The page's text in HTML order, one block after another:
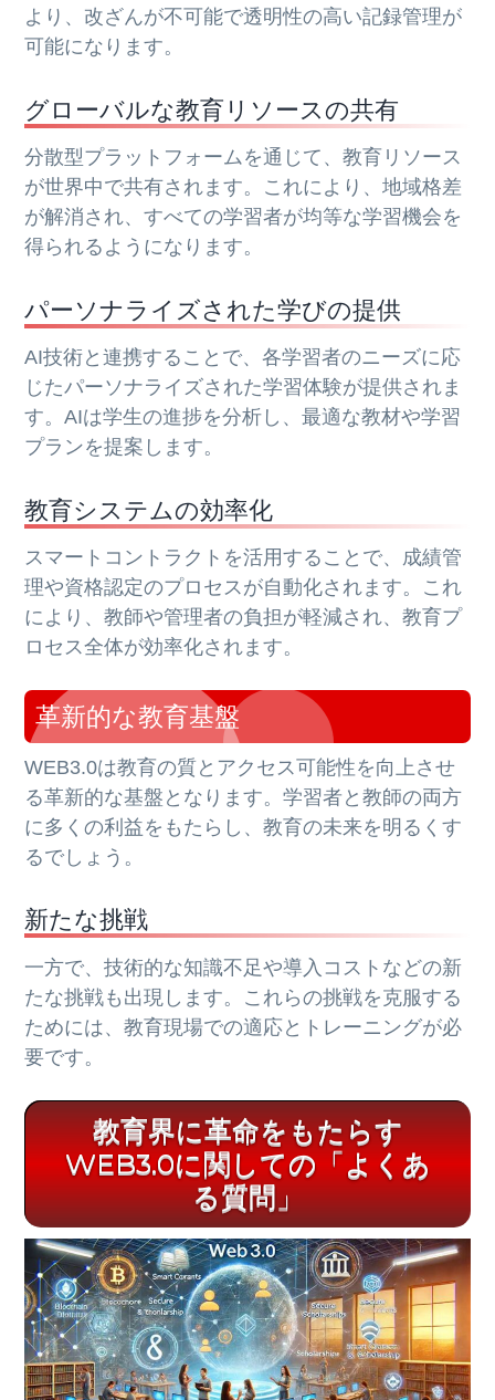
より、改ざんが不可能で透明性の高い記録管理が
可能になります。
グローバルな教育リソースの共有
分散型プラットフォームを通じて、教育リソース
が世界中で共有されます。これにより、地域格差
が解消され、すべての学習者が均等な学習機会を
得られるようになります。
パーソナライズされた学びの提供
AI技術と連携することで、各学習者のニーズに応
じたパーソナライズされた学習体験が提供されま
す。AIは学生の進捗を分析し、最適な教材や学習
プランを提案します。
教育システムの効率化
スマートコントラクトを活用することで、成績管
理や資格認定のプロセスが自動化されます。これ
により、教師や管理者の負担が軽減され、教育プ
ロセス全体が効率化されます。
革新的な教育基盤
WEB3.0は教育の質とアクセス可能性を向上させ
る革新的な基盤となります。学習者と教師の両方
に多くの利益をもたらし、教育の未来を明るくす
るでしょう。
新たな挑戦
一方で、技術的な知識不足や導入コストなどの新
たな挑戦も出現します。これらの挑戦を克服する
ためには、教育現場での適応とトレーニングが必
要です。
教育界に革命をもたらす
WEB3.0に関しての「よくあ
る質問」